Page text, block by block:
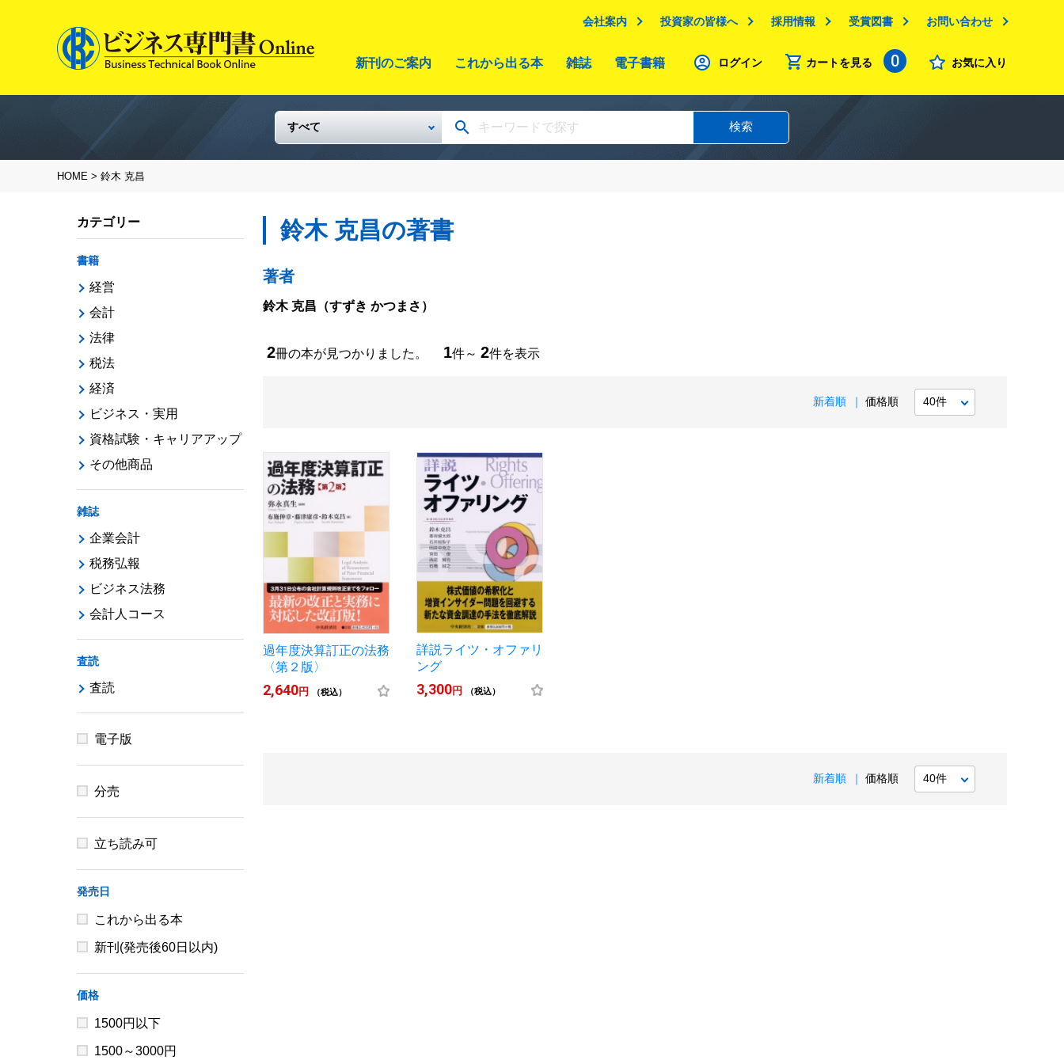
会社案内 投資家の皆様へ 採用情報 受賞図書 お問い合わせ
新刊のご案内 これから出る本 雑誌 電子書籍 ログイン カートを見る 0 お気に入り
検索
HOME > 鈴木 克昌
鈴木 克昌の著書
著者
鈴木 克昌 （すずき かつまさ）
2冊の本が見つかりました。 1件～ 2件を表示
新着順 価格順
過年度決算訂正の法務
〈第２版〉
2,640円 （税込）
詳説ライツ・オファリ
ング
3,300円 （税込）
新着順 価格順
カテゴリー
書籍
経営
会計
法律
税法
経済
ビジネス・実用
資格試験・キャリアアップ
その他商品
雑誌
企業会計
税務弘報
ビジネス法務
会計人コース
査読
査読
電子版
分売
立ち読み可
発売日
これから出る本
新刊(発売後60日以内)
価格
1500円以下
1500～3000円